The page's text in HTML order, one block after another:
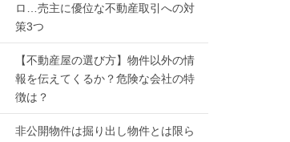
ロ…売主に優位な不動産取引への対
策3つ
【不動産屋の選び方】物件以外の情
報を伝えてくるか？危険な会社の特
徴は？
非公開物件は掘り出し物件とは限ら